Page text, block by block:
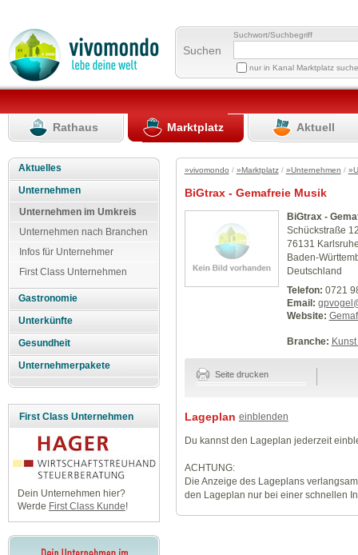
Suchen
Suchwort/Suchbegriff
nur in Kanal Marktplatz
Rathaus Marktplatz Aktuell
Aktuelles
Unternehmen
Unternehmen im Umkreis
Unternehmen nach Branchen
Infos für Unternehmer
First Class Unternehmen
Gastronomie
Unterkünfte
Gesundheit
Unternehmerpakete
First Class Unternehmen
Dein Unternehmen hier?
Werde First Class Kunde!
»vivomondo / »Marktplatz/ »Unternehmen /
BiGtrax - Gemafreie Musik
BiGtrax -
Schückstraße
76131
Baden-
Deutschland
Telefon: 0721
Email:
Website:
Branche:
Seite drucken
Lageplan einblenden
Du kannst den Lageplan jederzeit
ACHTUNG:
Die Anzeige des Lageplans
den Lageplan nur bei einer schnellen